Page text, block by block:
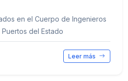
en el Cuerpo de Ingenieros
del Estado
Leer más